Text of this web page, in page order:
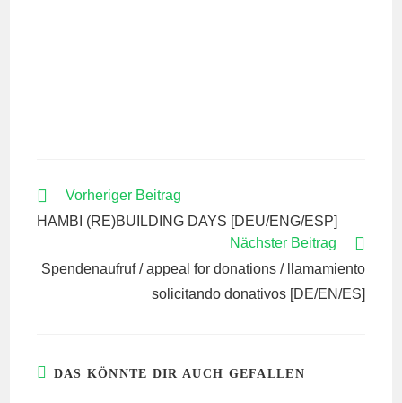
WEITERE
ANSEHEN
Vorheriger Beitrag
HAMBI (RE)BUILDING DAYS [DEU/ENG/ESP]
Nächster Beitrag
Spendenaufruf / appeal for donations / llamamiento
solicitando donativos [DE/EN/ES]
DAS KÖNNTE DIR AUCH GEFALLEN